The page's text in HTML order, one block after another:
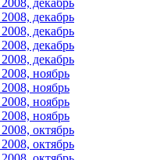
декабрь
декабрь
декабрь
декабрь
ноябрь
ноябрь
ноябрь
ноябрь
октябрь
октябрь